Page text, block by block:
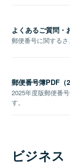
よくあるご質問・
郵便番号に関するさ
郵便番号簿PDF（
2025年度版郵便番
す。
ビジネ